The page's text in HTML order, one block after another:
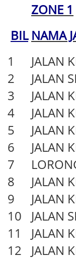
ZONE 1
BIL NAMA
1
JALAN
2
JALAN
3
JALAN
4
JALAN
5
JALAN
6
JALAN
7
8
JALAN
9
JALAN
10
JALAN
11
JALAN
12
JALAN